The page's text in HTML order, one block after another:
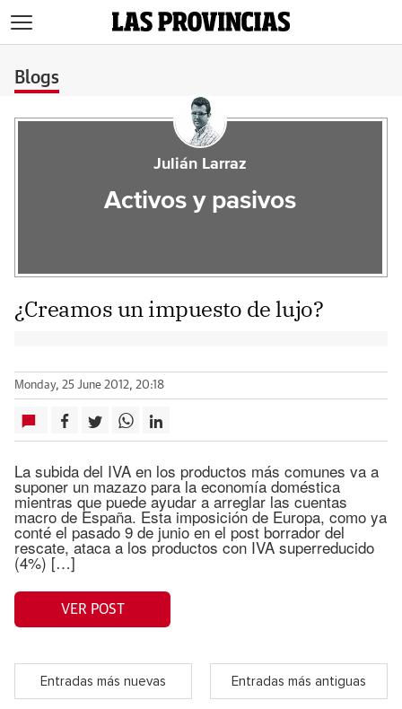
Blogs
Julián Larraz
Activos y pasivos
¿Creamos un impuesto de lujo?
Monday, 25 June 2012, 20:18
La subida del IVA en los productos más comunes va a
suponer un mazazo para la economía doméstica
mientras que puede ayudar a arreglar las cuentas
macro de España. Esta imposición de Europa, como ya
conté el pasado 9 de junio en el post borrador del
rescate, ataca a los productos con IVA superreducido
(4%) […]
VER POST
Entradas más nuevas Entradas más antiguas